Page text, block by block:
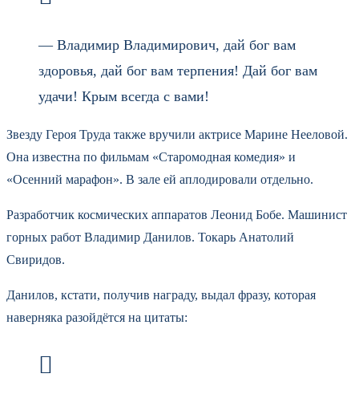
— Владимир Владимирович, дай бог вам
здоровья, дай бог вам терпения! Дай бог вам
удачи! Крым всегда с вами!
Звезду Героя Труда также вручили актрисе Марине Нееловой.
Она известна по фильмам «Старомодная комедия» и
«Осенний марафон». В зале ей аплодировали отдельно.
Разработчик космических аппаратов Леонид Бобе. Машинист
горных работ Владимир Данилов. Токарь Анатолий
Свиридов.
Данилов, кстати, получив награду, выдал фразу, которая
наверняка разойдётся на цитаты: